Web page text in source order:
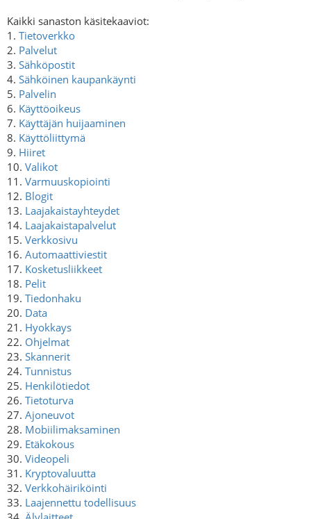
Kaikki sanaston käsitekaaviot:
1. Tietoverkko
2. Palvelut
3. Sähköpostit
4. Sähköinen kaupankäynti
5. Palvelin
6. Käyttöoikeus
7. Käyttäjän huijaaminen
8. Käyttöliittymä
9. Hiiret
10. Valikot
11. Varmuuskopiointi
12. Blogit
13. Laajakaistayhteydet
14. Laajakaistapalvelut
15. Verkkosivu
16. Automaattiviestit
17. Kosketusliikkeet
18. Pelit
19. Tiedonhaku
20. Data
21. Hyokkays
22. Ohjelmat
23. Skannerit
24. Tunnistus
25. Henkilötiedot
26. Tietoturva
27. Ajoneuvot
28. Mobiilimaksaminen
29. Etäkokous
30. Videopeli
31. Kryptovaluutta
32. Verkkohäiriköinti
33. Laajennettu todellisuus